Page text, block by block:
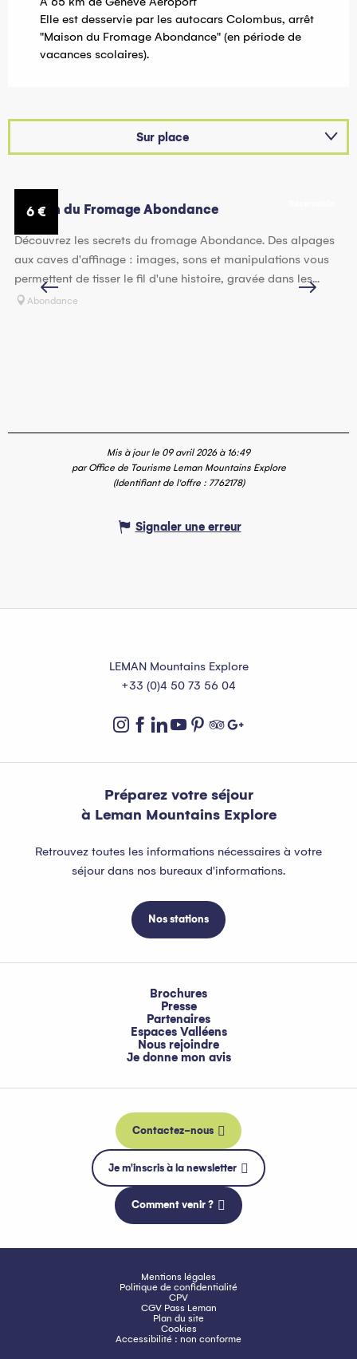
Elle est desservie par les autocars Colombus, arrêt
"Maison du Fromage Abondance" (en période de
vacances scolaires).
Sur place
Est une offre similaire à proximité de...
6 €
Maison du Fromage Abondance
Découvrez les secrets du fromage Abondance. Des alpages
aux caves d'affinage : images, sons et manipulations vous
permettent de tisser le fil d'une histoire, gravée dans les...
Abondance
Mis à jour le 09 avril 2026 à 16:49
par Office de Tourisme Leman Mountains Explore
(Identifiant de l'offre : 7762178)
Signaler une erreur
LEMAN Mountains Explore
+33 (0)4 50 73 56 04
Préparez votre séjour
à Leman Mountains Explore
Retrouvez toutes les informations nécessaires à votre
séjour dans nos bureaux d'informations.
Nos stations
Brochures
Presse
Partenaires
Espaces Valléens
Nous rejoindre
Je donne mon avis
Contactez-nous
Je m'inscris à la newsletter
Comment venir ?
Mentions légales
Politique de confidentialité
CPV
CGV Pass Leman
Plan du site
Cookies
Accessibilité : non conforme